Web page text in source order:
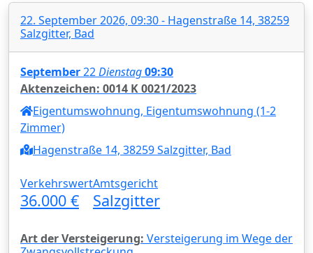
22. September 2026, 09:30 - Hagenstraße 14, 38259
Salzgitter, Bad
September22Dienstag09:30
Aktenzeichen: 0014 K 0021/2023
Eigentumswohnung, Eigentumswohnung (1-2
Zimmer)
Hagenstraße 14, 38259 Salzgitter, Bad
Verkehrswert
36.000 €
Amtsgericht
Salzgitter
Art der Versteigerung: Versteigerung im Wege der